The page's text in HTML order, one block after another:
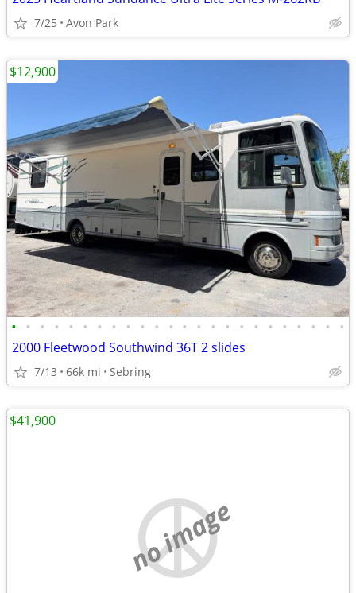
7/25 Avon Park
• • • • • • • • • • • • • • • • • • • • • • • •
2000 Fleetwood Southwind 36T 2 slides
7/13 66k mi Sebring
$12,900
no image
$41,900